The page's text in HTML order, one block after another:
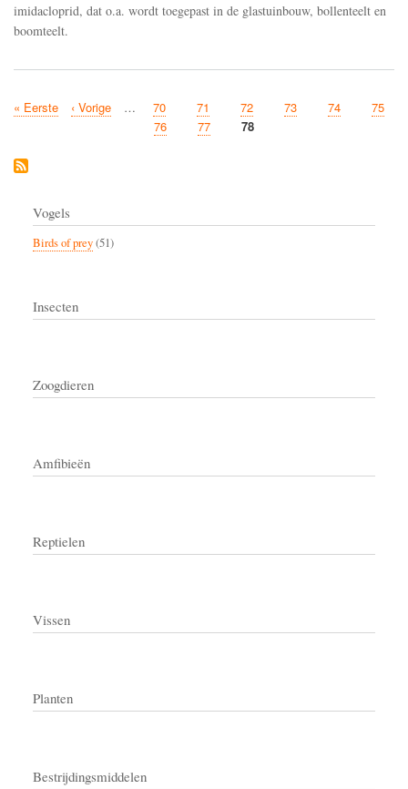
imidacloprid, dat o.a. wordt toegepast in de glastuinbouw, bollenteelt en
boomteelt.
Pagination
First
« Eerste
Previous
‹ Vorige … Page
70 Page
71 Page
72 Page
73 Page
74 Page
75
Page
76 Page
77
Current
78
Vogels
Birds of prey(51)
Insecten
Zoogdieren
Amfibieën
Reptielen
Vissen
Planten
Bestrijdingsmiddelen